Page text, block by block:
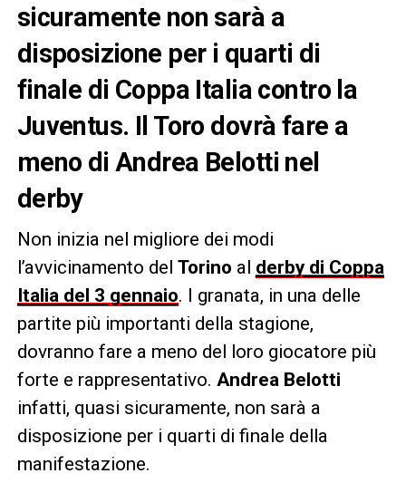
sicuramente non sarà a
disposizione per i quarti di
finale di Coppa Italia contro la
Juventus. Il Toro dovrà fare a
meno di Andrea Belotti nel
derby
Non inizia nel migliore dei modi
l’avvicinamento del Torino al derby di Coppa
Italia del 3 gennaio. I granata, in una delle
partite più importanti della stagione,
dovranno fare a meno del loro giocatore più
forte e rappresentativo. Andrea Belotti
infatti, quasi sicuramente, non sarà a
disposizione per i quarti di finale della
manifestazione.